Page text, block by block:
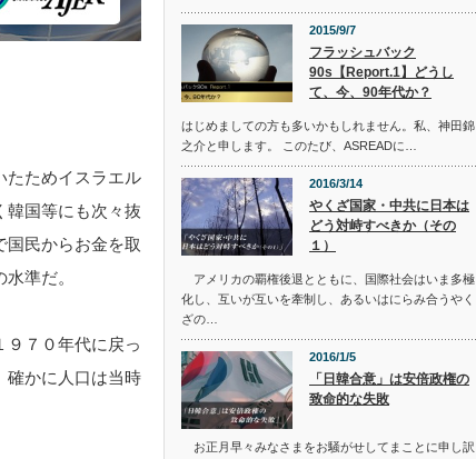
たためイスラエル
韓国等にも次々抜
民からお金を取
準だ。
９７０年代に戻っ
確かに人口は当時
2015/9/7
フラッシュバック
90s【Report.1】どうし
て、今、90年代か？
はじめましての方も多いかもしれません。私、神田錦
之介と申します。 このたび、ASREADに…
2016/3/14
やくざ国家・中共に日本は
どう対峙すべきか（その
１）
アメリカの覇権後退とともに、国際社会はいま多極
化し、互いが互いを牽制し、あるいはにらみ合うやく
ざの…
2016/1/5
「日韓合意」は安倍政権の
致命的な失敗
お正月早々みなさまをお騒がせしてまことに申し訳